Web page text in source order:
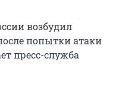
возбудил
попытки атаки
пресс-служба